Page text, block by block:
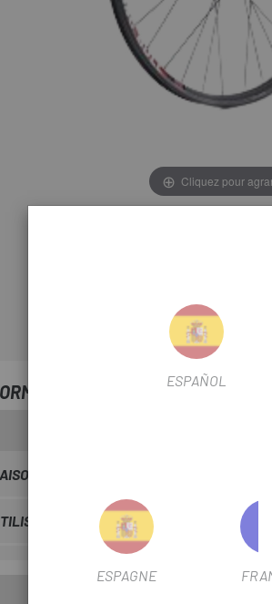
Cliquez pour
SUR ROUE ARRIÈRE
LE FILTRE VTT
ESPAÑOL
ESPAGNE